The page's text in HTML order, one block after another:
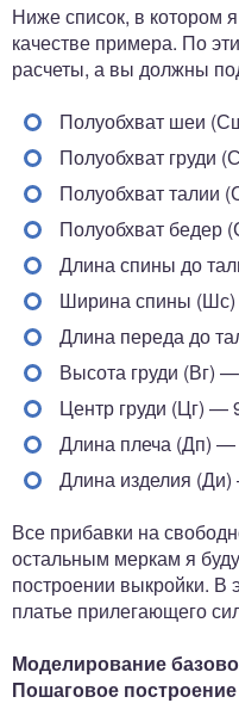
Ниже список, в котором
качестве примера. По
расчеты, а вы должны
Полуобхват шеи
Полуобхват груди
Полуобхват талии
Полуобхват бедер
Длина спины до
Ширина спины
Длина переда до
Высота груди (Вг)
Центр груди (Цг) —
Длина плеча (Дп) —
Длина изделия
Все прибавки на
остальным меркам я
построении выкройки. В
платье прилегающего
Моделирование
Пошаговое